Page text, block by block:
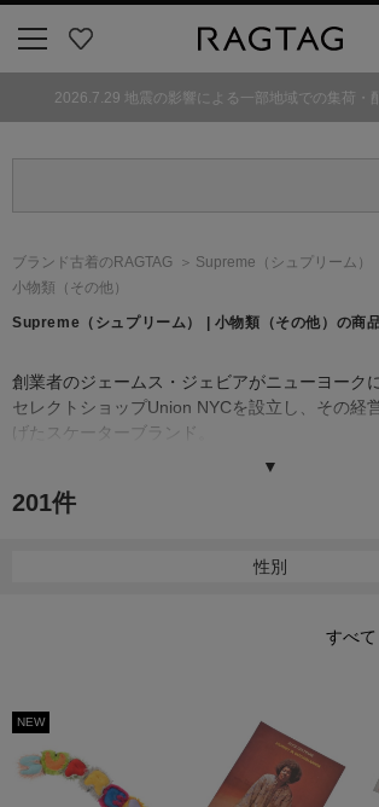
気
2026.7.29 地震の影響による一部地域での集荷・
ブランド古着のRAGTAG Supreme （シュプリーム）
小物類（その他）
Supreme （シュプリーム） | 小物類（その他）の商
創業者のジェームス・ジェビアがニューヨーク
セレクトショップUnion NYCを設立し、その経
げたスケーターブランド。
イオニア的存在に。
ンド、［COMME des GARCONS（コムデギャ
今までのストリートカルチャーに無かったクリ
▼
201件
性別
NEW